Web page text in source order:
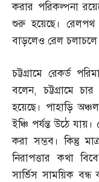
করার পরিকল্পনা
শুরু হয়েছে।
বাড়লেও রেল
চট্টগ্রামে রেকর্ড
বলেন,চট্টগ্রামে
হয়েছে। পাহাড়ি
ইঞ্চি পর্যন্ত উঠে যায়।
করা সম্ভব। কিন্তু
নিরাপত্তার কথা
সার্ভিস সাময়িক